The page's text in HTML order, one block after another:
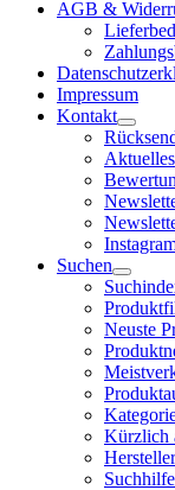
AGB &
Impressum
Kontakt
Aktuelles
Suchen
Neuste
Kürzlich